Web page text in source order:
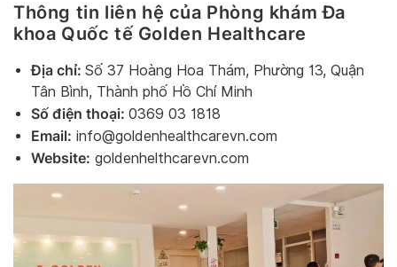
Thông tin liên hệ của Phòng khám Đa
khoa Quốc tế Golden Healthcare
Địa chỉ: Số 37 Hoàng Hoa Thám, Phường 13, Quận
Tân Bình, Thành phố Hồ Chí Minh
Số điện thoại: 0369 03 1818
Email: info@goldenhealthcarevn.com
Website: goldenhelthcarevn.com